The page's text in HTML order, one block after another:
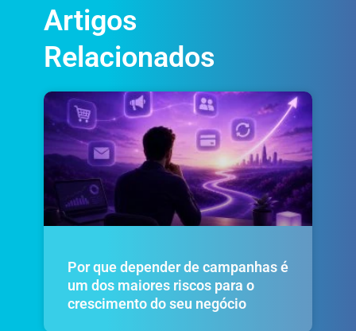
Artigos
Relacionados
Por que depender de campanhas é
um dos maiores riscos para o
crescimento do seu negócio